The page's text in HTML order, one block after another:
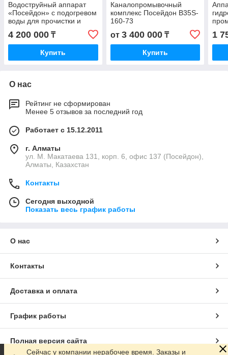
Водоструйный аппарат
«Посейдон» с подогревом
воды для прочистки и
разморозки труб
4 200 000 ₸
Купить
Каналопромывочный
комплекс Посейдон B35S-
160-73
от 3 400 000₸
Купить
1
О нас
Рейтинг не сформирован
Менее 5 отзывов за последний год
Работает с 15.12.2011
г. Алматы
ул. М. Макатаева 131, корп. 6, офис 137 (Посейдон),
Алматы, Казахстан
Контакты
Сегодня выходной
Показать весь график работы
О нас
Контакты
Доставка и оплата
График работы
Полная версия сайта
Сейчас у компании нерабочее время. Заказы и